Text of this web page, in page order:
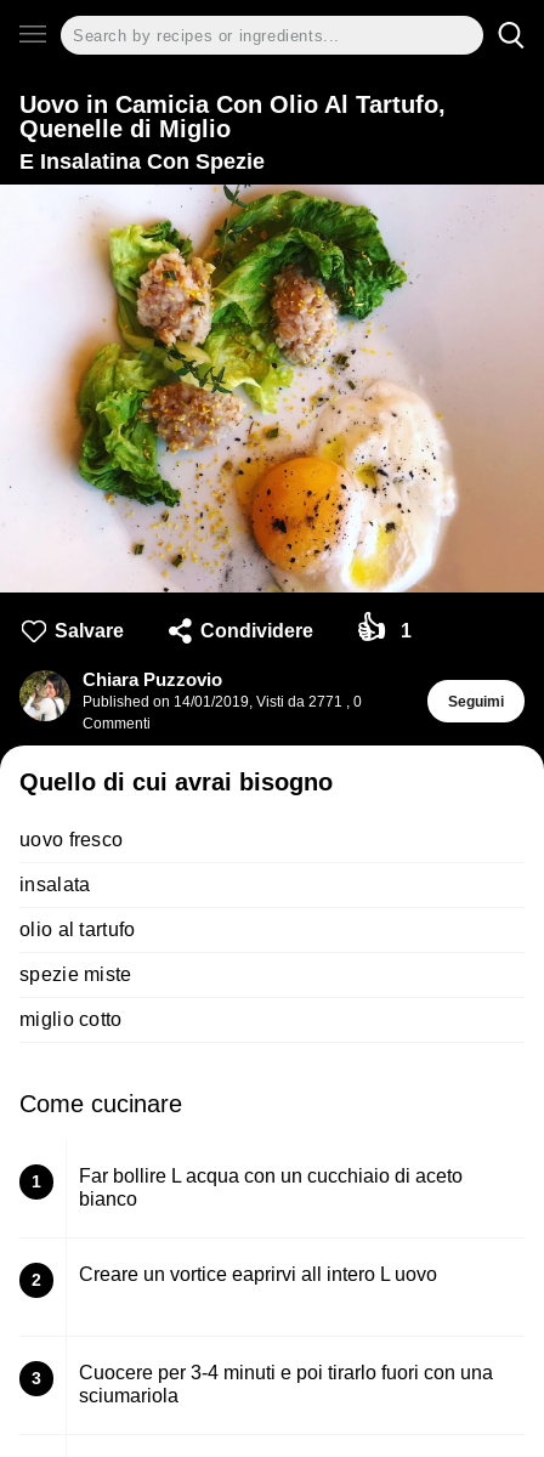
Uovo in Camicia Con Olio Al Tartufo,
Quenelle di Miglio
E Insalatina Con Spezie
Salvare Condividere 👍 1
Chiara Puzzovio
Published on 14/01/2019, Visti da 2771 , 0
Commenti
Seguimi
Quello di cui avrai bisogno
uovo fresco
insalata
olio al tartufo
spezie miste
miglio cotto
Come cucinare
1
Far bollire L acqua con un cucchiaio di aceto
bianco
2 Creare un vortice eaprirvi all intero L uovo
3
Cuocere per 3-4 minuti e poi tirarlo fuori con una
sciumariola